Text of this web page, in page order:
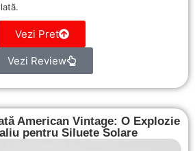
Vezi Pret
Vezi Review
American Vintage: O Explozie
pentru Siluete Solare